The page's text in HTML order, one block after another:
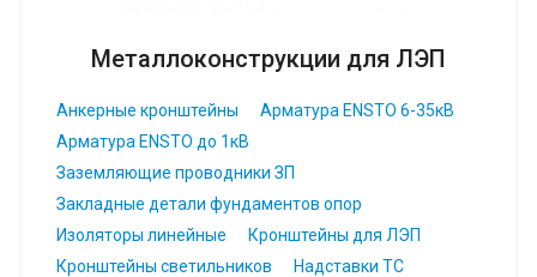
Металлоконструкции для ЛЭП
Анкерные кронштейны
Арматура ENSTO 6-35кВ
Арматура ENSTO до 1кВ
Заземляющие проводники ЗП
Закладные детали фундаментов опор
Изоляторы линейные
Кронштейны для ЛЭП
Кронштейны светильников
Надставки ТС